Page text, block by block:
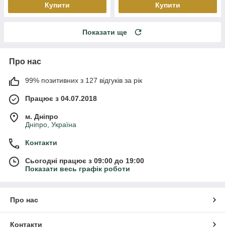
Купити Купити
Показати ще
Про нас
99% позитивних з 127 відгуків за рік
Працює з 04.07.2018
м. Дніпро
Дніпро, Україна
Контакти
Сьогодні працює з 09:00 до 19:00
Показати весь графік роботи
Про нас
Контакти